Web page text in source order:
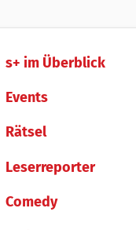
s+ im Überblick
Events
Rätsel
Leserreporter
Comedy